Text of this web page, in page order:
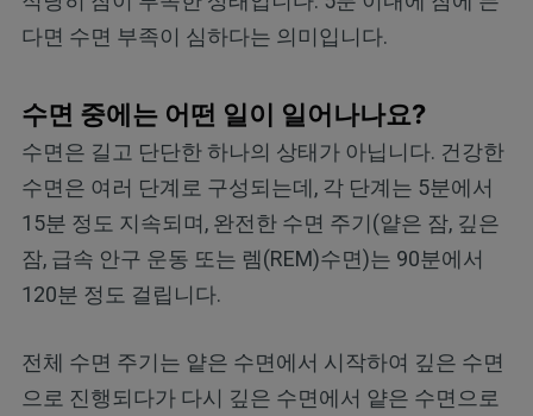
다면 수면 부족이 심하다는 의미입니다.
수면 중에는 어떤 일이 일어나나요?
수면은 길고 단단한 하나의 상태가 아닙니다. 건강한
수면은 여러 단계로 구성되는데, 각 단계는 5분에서
15분 정도 지속되며, 완전한 수면 주기(얕은 잠, 깊은
잠, 급속 안구 운동 또는 렘(REM)수면)는 90분에서
120분 정도 걸립니다.
전체 수면 주기는 얕은 수면에서 시작하여 깊은 수면
으로 진행되다가 다시 깊은 수면에서 얕은 수면으로